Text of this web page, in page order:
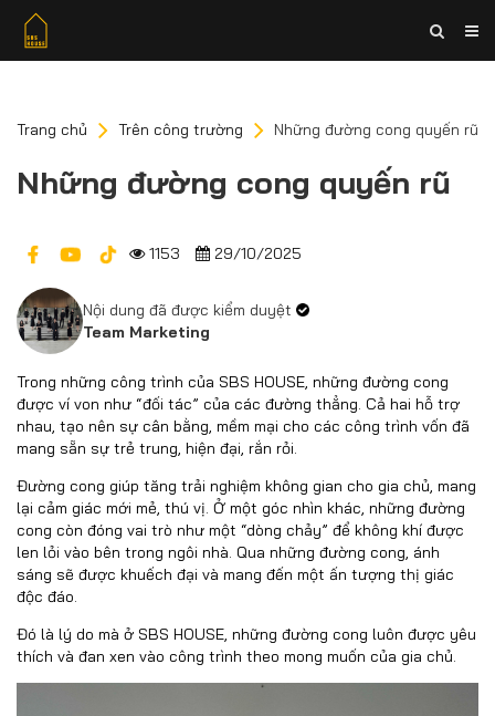
Trang chủ Trên công trường Những đường cong quyến rũ
Những đường cong quyến rũ
1153 29/10/2025
Nội dung đã được kiểm duyệt
Team Marketing
Trong những công trình của SBS HOUSE, những đường cong
được ví von như “đối tác” của các đường thẳng. Cả hai hỗ trợ
nhau, tạo nên sự cân bằng, mềm mại cho các công trình vốn đã
mang sẵn sự trẻ trung, hiện đại, rắn rỏi.
Đường cong giúp tăng trải nghiệm không gian cho gia chủ, mang
lại cảm giác mới mẻ, thú vị. Ở một góc nhìn khác, những đường
cong còn đóng vai trò như một “dòng chảy” để không khí được
len lỏi vào bên trong ngôi nhà. Qua những đường cong, ánh
sáng sẽ được khuếch đại và mang đến một ấn tượng thị giác
độc đáo.
Đó là lý do mà ở SBS HOUSE, những đường cong luôn được yêu
thích và đan xen vào công trình theo mong muốn của gia chủ.